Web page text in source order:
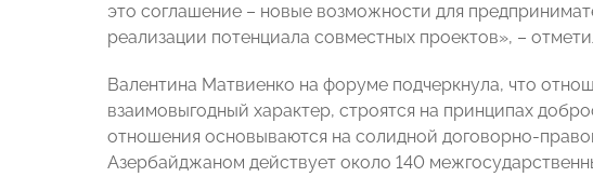
это соглашение – новые возможности для
реализации потенциала совместных проектов», –
Валентина Матвиенко на форуме подчеркнула, что
взаимовыгодный характер, строятся на принципах
отношения основываются на солидной договорно-
Азербайджаном действует около 140